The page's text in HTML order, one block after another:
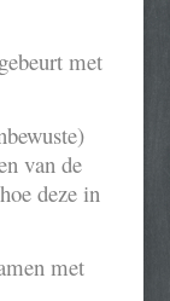
met
van de
deze in
met